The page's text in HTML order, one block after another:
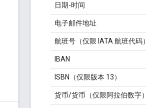
日期-时间
电子邮件地址
航班号（仅限 IATA 航班代码）
IBAN
ISBN（仅限版本 13）
货币/货币（仅限阿拉伯数字）